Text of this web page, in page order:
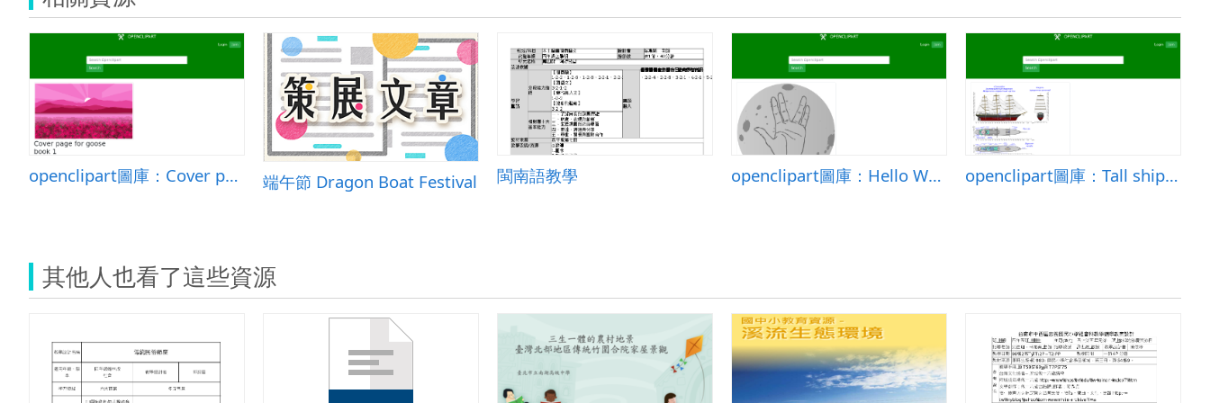
openclipart圖庫：Cover page for goose book 1 端午節 Dragon Boat Festival 閩南語教學 openclipart圖庫：Hello World openclipart圖庫：Tall ship &quot;Sunshine&quot; design
其他人也看了這些資源